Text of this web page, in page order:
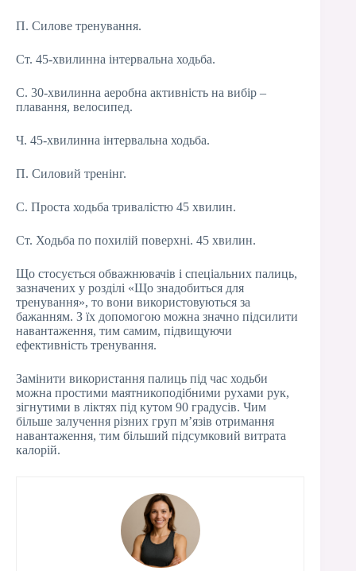
П. Силове тренування.
Ст. 45-хвилинна інтервальна ходьба.
С. 30-хвилинна аеробна активність на вибір –
плавання, велосипед.
Ч. 45-хвилинна інтервальна ходьба.
П. Силовий тренінг.
С. Проста ходьба тривалістю 45 хвилин.
Ст. Ходьба по похилій поверхні. 45 хвилин.
Що стосується обважнювачів і спеціальних палиць,
зазначених у розділі «Що знадобиться для
тренування», то вони використовуються за
бажанням. З їх допомогою можна значно підсилити
навантаження, тим самим, підвищуючи
ефективність тренування.
Замінити використання палиць під час ходьби
можна простими маятникоподібними рухами рук,
зігнутими в ліктях під кутом 90 градусів. Чим
більше залучення різних груп м’язів отримання
навантаження, тим більший підсумковий витрата
калорій.